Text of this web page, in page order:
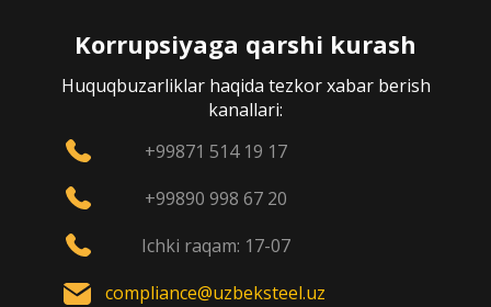
Korrupsiyaga qarshi kurash
Huquqbuzarliklar haqida tezkor xabar berish
kanallari:
+99871 514 19 17
+99890 998 67 20
Ichki raqam: 17-07
compliance@uzbeksteel.uz